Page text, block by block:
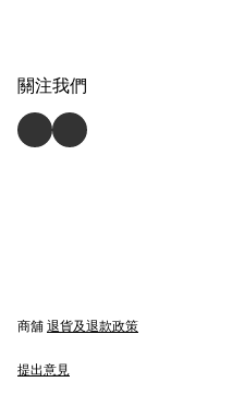
關注我們
商舖 退貨及退款政策
提出意見